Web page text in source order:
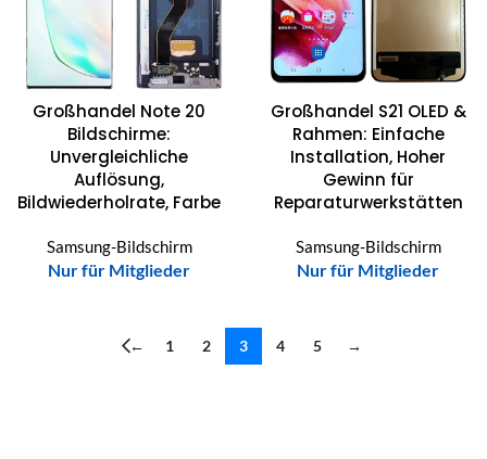
Großhandel Note 20
Bildschirme:
Unvergleichliche
Auflösung,
Bildwiederholrate, Farbe
Samsung-Bildschirm
Nur für Mitglieder
Großhandel S21 OLED &
Rahmen: Einfache
Installation, Hoher
Gewinn für
Reparaturwerkstätten
Samsung-Bildschirm
Nur für Mitglieder
← 1 2 3 4 5 →